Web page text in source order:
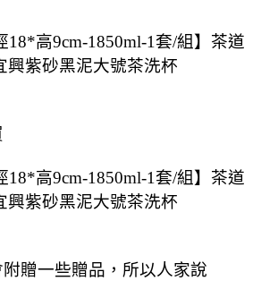
18*高9cm-1850ml-1套/組】茶道
興紫砂黑泥大號茶洗杯
18*高9cm-1850ml-1套/組】茶道
興紫砂黑泥大號茶洗杯
贈一些贈品，所以人家說